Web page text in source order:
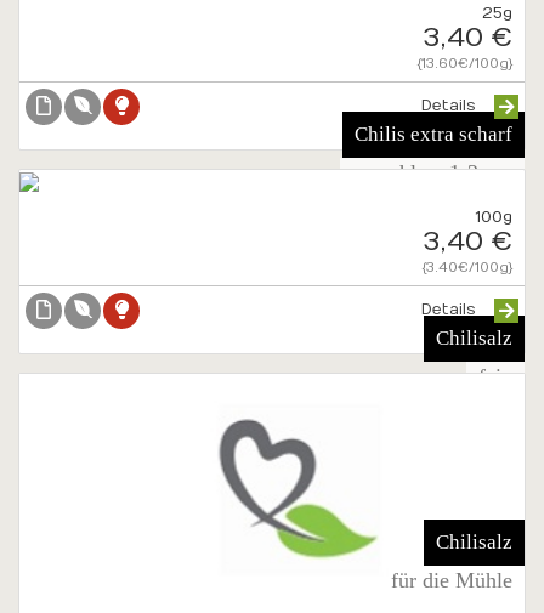
Chilis extra scharf
gemahlen, 1-2mm
25g
3,40 €
{13.60€/100g}
Details
Chilisalz
fein
100g
3,40 €
{3.40€/100g}
Details
Chilisalz
für die Mühle